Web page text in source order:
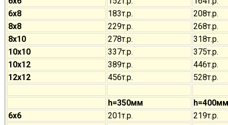
6х8
183т.р.
208т.р.
8х8
229т.р.
268т.р.
8х10
278т.р.
318т.р.
10х10
337т.р.
375т.р.
10х12
389т.р.
446т.р.
12х12
456т.р. 528т.р.
h=350мм
h=400мм
6х6
201т.р.
219т.р.